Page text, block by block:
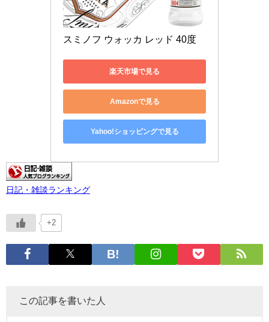
スミノフ ウォッカ レッド 40度
楽天市場で見る
Amazonで見る
Yahoo!ショッピングで見る
日記・雑談ランキング
+2
この記事を書いた人